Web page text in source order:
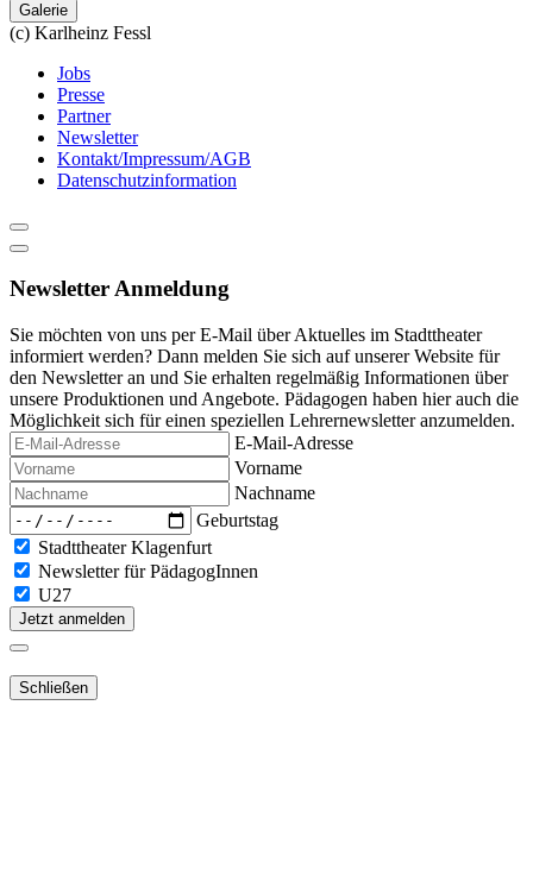
Galerie
(c) Karlheinz Fessl
Jobs
Presse
Partner
Newsletter
Kontakt/Impressum/AGB
Datenschutzinformation
Newsletter Anmeldung
Sie möchten von uns per E-Mail über Aktuelles im Stadttheater
informiert werden? Dann melden Sie sich auf unserer Website für
den Newsletter an und Sie erhalten regelmäßig Informationen über
unsere Produktionen und Angebote. Pädagogen haben hier auch die
Möglichkeit sich für einen speziellen Lehrernewsletter anzumelden.
E-Mail-Adresse
Vorname
Nachname
Geburtstag
Stadttheater Klagenfurt
Newsletter für PädagogInnen
U27
Jetzt anmelden
Schließen